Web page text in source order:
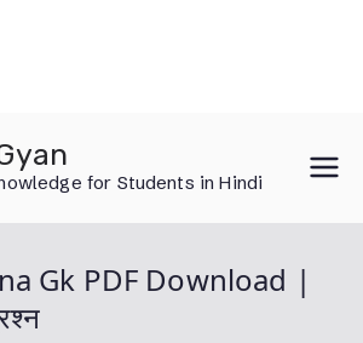
for Students in Hindi
Gk PDF Download |